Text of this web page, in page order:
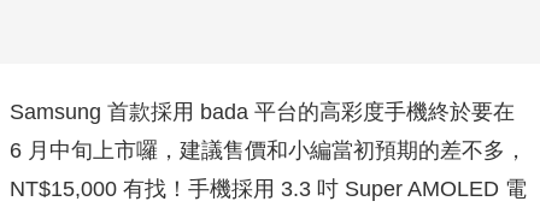
Samsung 首款採用 bada 平台的高彩度手機終於要在
6 月中旬上市囉，建議售價和小編當初預期的差不多，
NT$15,000 有找！手機採用 3.3 吋 Super AMOLED 電